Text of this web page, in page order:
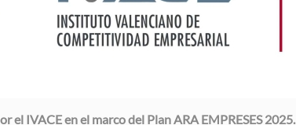
IVACE en el marco del Plan ARA EMPRESES 2025.